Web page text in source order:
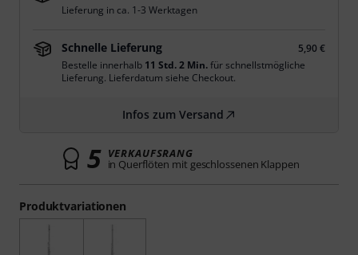
Produktvariationen
Lieferung in ca. 1-3 Werktagen
Schnelle Lieferung
5,90 €
Bestelle innerhalb 11 Std. 2 Min.für schnellstmögliche
Lieferung. Lieferdatum siehe Checkout.
Infos zum Versand
5 VERKAUFSRANG
in Querflöten mit geschlossenen Klappen